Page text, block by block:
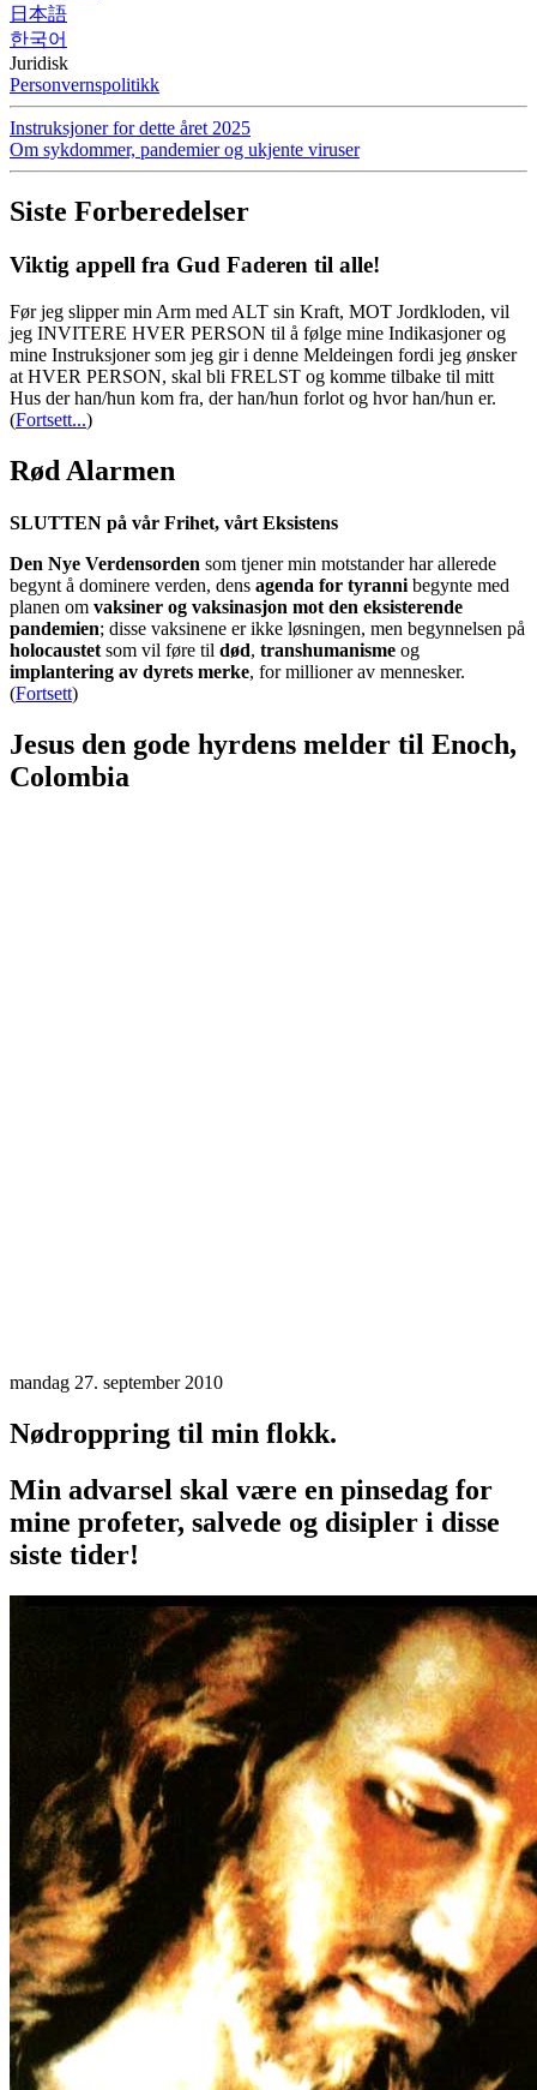
日本語
한국어
Juridisk
Personvernspolitikk
Instruksjoner for dette året 2025
Om sykdommer, pandemier og ukjente viruser
Siste Forberedelser
Viktig appell fra Gud Faderen til alle!
Før jeg slipper min Arm med ALT sin Kraft, MOT Jordkloden, vil
jeg INVITERE HVER PERSON til å følge mine Indikasjoner og
mine Instruksjoner som jeg gir i denne Meldeingen fordi jeg ønsker
at HVER PERSON, skal bli FRELST og komme tilbake til mitt
Hus der han/hun kom fra, der han/hun forlot og hvor han/hun er.
(Fortsett...)
Rød Alarmen
SLUTTEN på vår Frihet, vårt Eksistens
Den Nye Verdensorden som tjener min motstander har allerede
begynt å dominere verden, dens agenda for tyranni begynte med
planen om vaksiner og vaksinasjon mot den eksisterende
pandemien; disse vaksinene er ikke løsningen, men begynnelsen på
holocaustet som vil føre til død, transhumanisme og
implantering av dyrets merke, for millioner av mennesker.
(Fortsett)
Jesus den gode hyrdens melder til Enoch,
Colombia
mandag 27. september 2010
Nødroppring til min flokk.
Min advarsel skal være en pinsedag for
mine profeter, salvede og disipler i disse
siste tider!